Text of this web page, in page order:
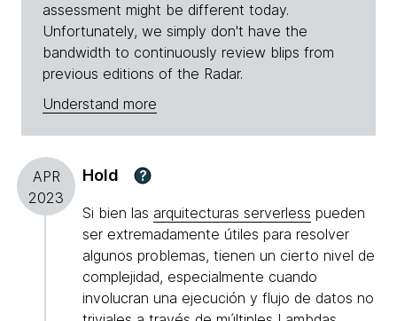
assessment might be different today.
Unfortunately, we simply don't have the
bandwidth to continuously review blips from
previous editions of the Radar.
Understand more
APR
2023
Hold ?
Si bien las arquitecturas serverless pueden
ser extremadamente útiles para resolver
algunos problemas, tienen un cierto nivel de
complejidad, especialmente cuando
involucran una ejecución y flujo de datos no